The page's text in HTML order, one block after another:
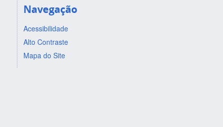
Navegação
Acessibilidade
Alto Contraste
Mapa do Site